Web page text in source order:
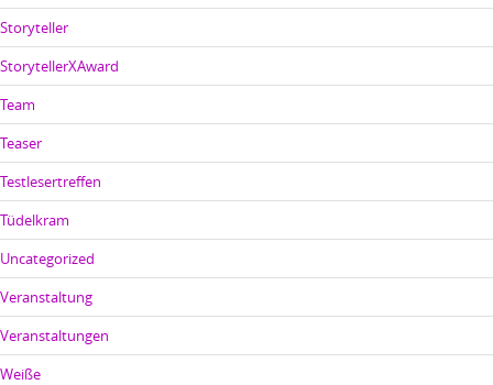
Storyteller
StorytellerXAward
Team
Teaser
Testlesertreffen
Tüdelkram
Uncategorized
Veranstaltung
Veranstaltungen
Weiße